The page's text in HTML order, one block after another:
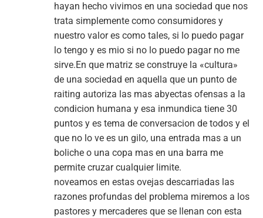
hayan hecho vivimos en una sociedad que nos
trata simplemente como consumidores y
nuestro valor es como tales, si lo puedo pagar
lo tengo y es mio si no lo puedo pagar no me
sirve.En que matriz se construye la «cultura»
de una sociedad en aquella que un punto de
raiting autoriza las mas abyectas ofensas a la
condicion humana y esa inmundica tiene 30
puntos y es tema de conversacion de todos y el
que no lo ve es un gilo, una entrada mas a un
boliche o una copa mas en una barra me
permite cruzar cualquier limite.
noveamos en estas ovejas descarriadas las
razones profundas del problema miremos a los
pastores y mercaderes que se llenan con esta